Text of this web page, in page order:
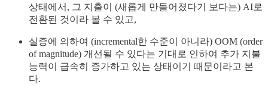
상태에서, 그 지출이 (새롭게 만들어졌다기 보다는) AI로
전환된 것이라 볼 수 있고,
실증에 의하여 (incremental한 수준이 아니라) OOM (order
of magnitude) 개선될 수 있다는 기대로 인하여 추가 지불
능력이 급속히 증가하고 있는 상태이기 때문이라고 본
다.